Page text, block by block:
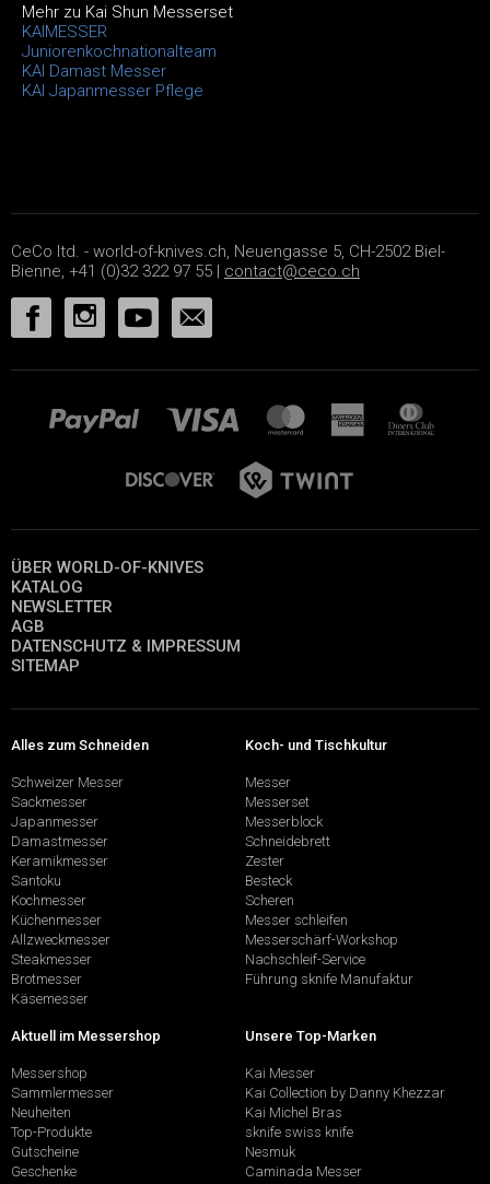
Mehr zu Kai Shun Messerset
KAIMESSER
Juniorenkochnationalteam
KAI Damast Messer
KAI Japanmesser Pflege
CeCo ltd. - world-of-knives.ch, Neuengasse 5, CH-2502 Biel-
Bienne, +41 (0)32 322 97 55 | contact@ceco.ch
ÜBER WORLD-OF-KNIVES
KATALOG
NEWSLETTER
AGB
DATENSCHUTZ & IMPRESSUM
SITEMAP
Alles zum Schneiden
Schweizer Messer
Sackmesser
Japanmesser
Damastmesser
Keramikmesser
Santoku
Kochmesser
Küchenmesser
Allzweckmesser
Steakmesser
Brotmesser
Käsemesser
Koch- und Tischkultur
Messer
Messerset
Messerblock
Schneidebrett
Zester
Besteck
Scheren
Messer schleifen
Messerschärf-Workshop
Nachschleif-Service
Führung sknife Manufaktur
Aktuell im Messershop
Messershop
Sammlermesser
Neuheiten
Top-Produkte
Gutscheine
Geschenke
Unsere Top-Marken
Kai Messer
Kai Collection by Danny Khezzar
Kai Michel Bras
sknife swiss knife
Nesmuk
Caminada Messer